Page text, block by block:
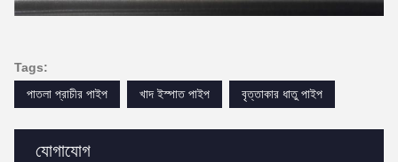
যোগাযোগ
Tags:
পাতলা প্রাচীর পাইপ
খাদ ইস্পাত পাইপ বৃত্তাকার ধাতু পাইপ